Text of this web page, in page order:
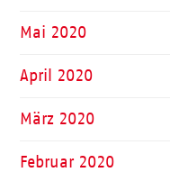
Mai 2020
April 2020
März 2020
Februar 2020